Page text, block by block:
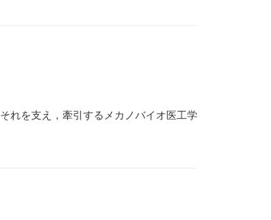
れを支え，牽引するメカノバイオ医工学